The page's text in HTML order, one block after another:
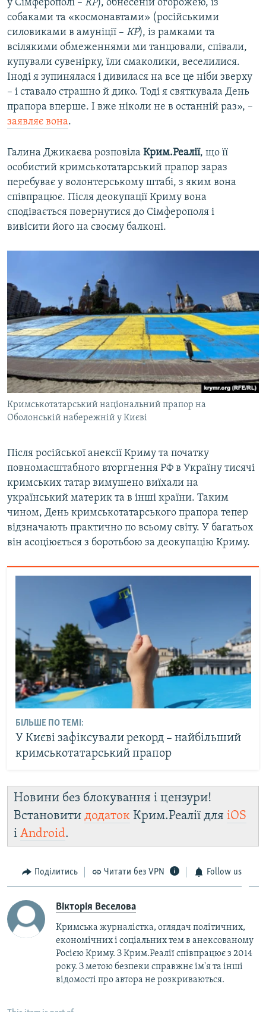
у Сімферополі – КР), обнесеній огорожею, із
собаками та «космонавтами» (російськими
силовиками в амуніції – КР), із рамками та
всілякими обмеженнями ми танцювали, співали,
купували сувенірку, їли смаколики, веселилися.
Іноді я зупинялася і дивилася на все це ніби зверху
– і ставало страшно й дико. Тоді я святкувала День
прапора вперше. І вже ніколи не в останній раз», –
заявляє вона.
Галина Джикаєва розповіла Крим.Реалії, що її
особистий кримськотатарський прапор зараз
перебуває у волонтерському штабі, з яким вона
співпрацює. Після деокупації Криму вона
сподівається повернутися до Сімферополя і
вивісити його на своєму балконі.
Кримськотатарський національний прапор на
Оболонській набережній у Києві
Після російської анексії Криму та початку
повномасштабного вторгнення РФ в Україну тисячі
кримських татар вимушено виїхали на
український материк та в інші країни. Таким
чином, День кримськотатарського прапора тепер
відзначають практично по всьому світу. У багатьох
він асоціюється з боротьбою за деокупацію Криму.
БІЛЬШЕ ПО ТЕМІ:
У Києві зафіксували рекорд – найбільший
кримськотатарський прапор
Новини без блокування і цензури!
Встановити додаток Крим.Реалії для iOS
і Android.
Поділитись Читати без VPN Follow us
Вікторія Веселова
Кримська журналістка, оглядач політичних,
економічних і соціальних тем в анексованому
Росією Криму. З Крим.Реалії співпрацює з 2014
року. З метою безпеки справжнє ім'я та інші
відомості про автора не розкриваються.